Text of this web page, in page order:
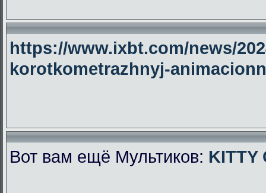
https://www.ixbt.com/news/
korotkometrazhnyj-
Вот вам ещё Мультиков: KITTY